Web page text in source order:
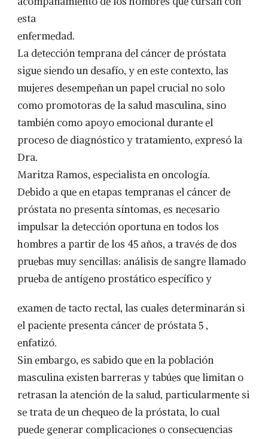
esta
enfermedad.
La detección temprana del cáncer de próstata
sigue siendo un desafío, y en este contexto, las
mujeres desempeñan un papel crucial no solo
como promotoras de la salud masculina, sino
también como apoyo emocional durante el
proceso de diagnóstico y tratamiento, expresó la
Dra.
Maritza Ramos, especialista en oncología.
Debido a que en etapas tempranas el cáncer de
próstata no presenta síntomas, es necesario
impulsar la detección oportuna en todos los
hombres a partir de los 45 años, a través de dos
pruebas muy sencillas: análisis de sangre llamado
prueba de antígeno prostático específico y
examen de tacto rectal, las cuales determinarán si
el paciente presenta cáncer de próstata 5 ,
enfatizó.
Sin embargo, es sabido que en la población
masculina existen barreras y tabúes que limitan o
retrasan la atención de la salud, particularmente si
se trata de un chequeo de la próstata, lo cual
puede generar complicaciones o consecuencias